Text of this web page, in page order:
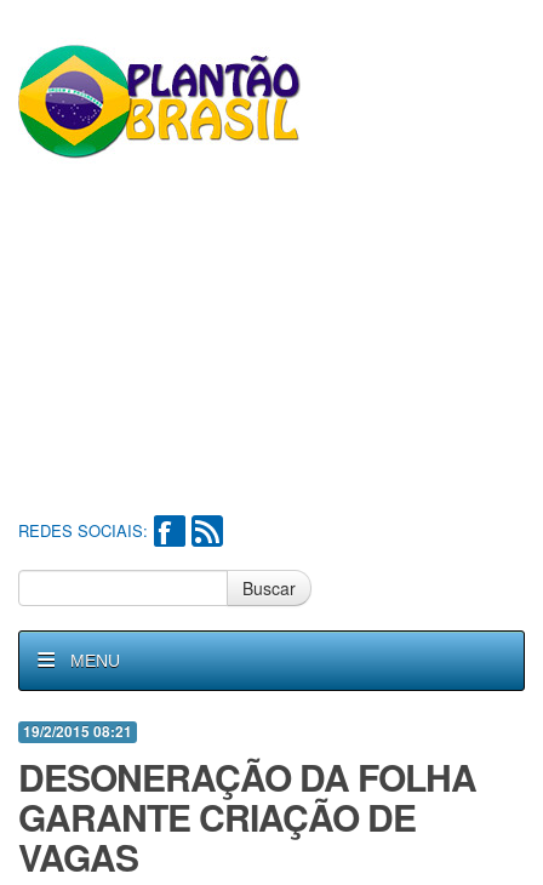
REDES SOCIAIS:
Buscar
MENU
19/2/2015 08:21
DESONERAÇÃO DA FOLHA
GARANTE CRIAÇÃO DE
VAGAS